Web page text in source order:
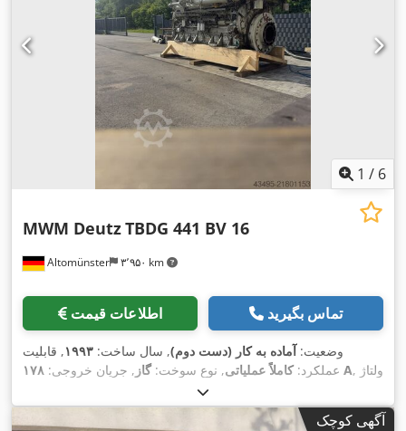
1 / 6
Altomünster ۳٬۹۵۰ km
MWM DeutzTBDG 441 BV 16
اطلاعات قیمت تماس بگیرید
وضعیت:آماده به کار (دست دوم), سال ساخت: ۱۹۹۳, قابلیت
عملکرد:کاملاً عملیاتی, نوع سوخت:گاز , جریان خروجی: ۱۷۸ A, ولتاژ
, توان پیوسته (ظاهری):
۱٬۹۷۶ کی‌وی‌ای, سازنده موتور:MWM Deutz,
آگهی کوچک